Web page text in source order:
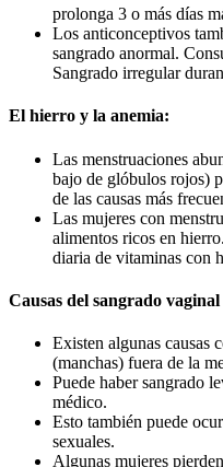
prolonga 3 o más días
Los anticonceptivos
sangrado anormal.
Sangrado irregular
El hierro y la anemia:
Las menstruaciones
bajo de glóbulos rojos)
de las causas más
Las mujeres con
alimentos ricos en
diaria de vitaminas con
Causas del sangrado
Existen algunas causas
(manchas) fuera de la
Puede haber sangrado
médico.
Esto también puede
sexuales.
Algunas mujeres